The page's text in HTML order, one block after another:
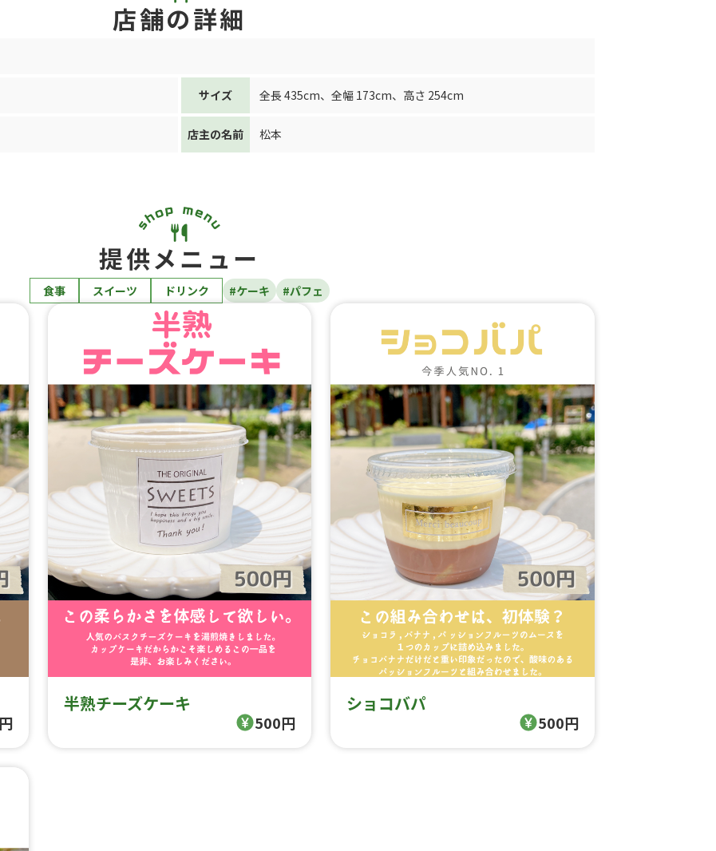
店舗の詳細
サイズ 全長 435cm、 全幅 173cm、 高さ 254cm
店主の名前 松本
提供メニュー
食事 スイーツ ドリンク #ケーキ #パフェ
半熟チーズケーキ
500円
ショコバパ
500円